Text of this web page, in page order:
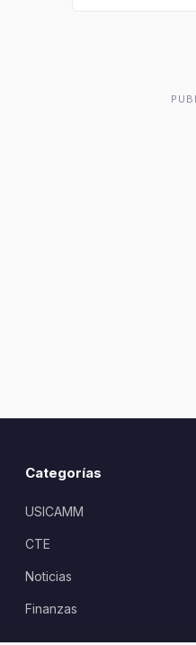
Categorías
USICAMM
CTE
Noticias
Finanzas